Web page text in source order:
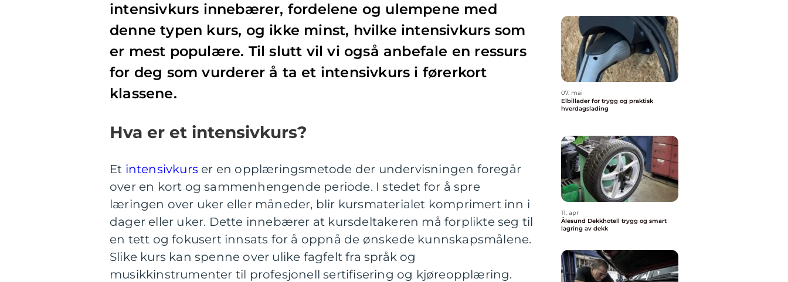
intensivkurs innebærer, fordelene og ulempene med
denne typen kurs, og ikke minst, hvilke intensivkurs som
er mest populære. Til slutt vil vi også anbefale en ressurs
for deg som vurderer å ta et intensivkurs i førerkort
klassene.
Hva er et intensivkurs?
Et intensivkurs er en opplæringsmetode der undervisningen foregår
over en kort og sammenhengende periode. I stedet for å spre
læringen over uker eller måneder, blir kursmaterialet komprimert inn i
dager eller uker. Dette innebærer at kursdeltakeren må forplikte seg til
en tett og fokusert innsats for å oppnå de ønskede kunnskapsmålene.
Slike kurs kan spenne over ulike fagfelt fra språk og
musikkinstrumenter til profesjonell sertifisering og kjøreopplæring.
07. mai
Elbillader for trygg og praktisk
hverdagslading
11. apr
Ålesund Dekkhotell trygg og smart
lagring av dekk